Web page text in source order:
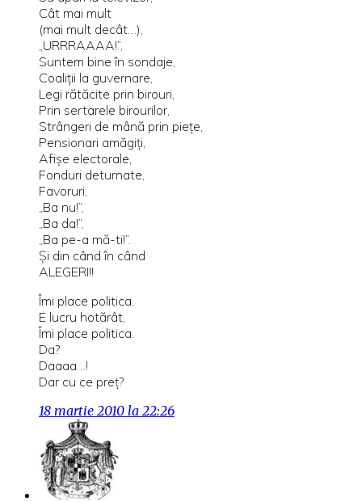
Cât mai mult
(mai mult decât…),
„URRRAAAA!”,
Suntem bine în sondaje,
Coaliţii la guvernare,
Legi rătăcite prin birouri,
Prin sertarele birourilor,
Strângeri de mână prin pieţe,
Pensionari amăgiţi,
Afişe electorale,
Fonduri deturnate,
Favoruri,
„Ba nu!”,
„Ba da!”,
„Ba pe-a mă-ti!”.
Şi din când în când
ALEGERI!!
Îmi place politica.
E lucru hotărât,
Îmi place politica.
Da?
Daaaa…!
Dar cu ce preţ?
18 martie 2010 la 22:26